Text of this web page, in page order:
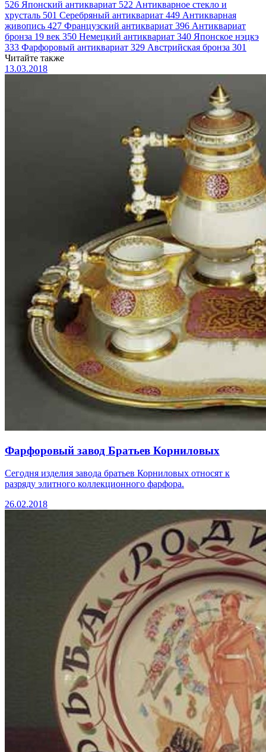
526 Японский антиквариат 522 Антикварное стекло и
хрусталь 501 Серебряный антиквариат 449 Антикварная
живопись 427 Французский антиквариат 396 Антиквариат
бронза 19 век 350 Немецкий антиквариат 340 Японское нэцкэ
333 Фарфоровый антиквариат 329 Австрийская бронза 301
Читайте также
13.03.2018
Фарфоровый завод Братьев Корниловых
Сегодня изделия завода братьев Корниловых относят к
разряду элитного коллекционного фарфора.
26.02.2018